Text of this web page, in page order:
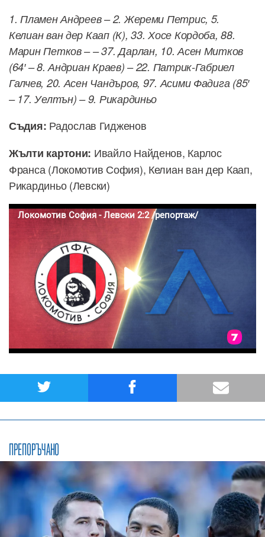
1. Пламен Андреев – 2. Жереми Петрис, 5.
Келиан ван дер Каап (К), 33. Хосе Кордоба, 88.
Марин Петков – – 37. Дарлан, 10. Асен Митков
(64′ – 8. Андриан Краев) – 22. Патрик-Габриел
Галчев, 20. Асен Чандъров, 97. Асими Фадига (85′
– 17. Уелтън) – 9. Рикардиньо
Съдия: Радослав Гидженов
Жълти картони: Ивайло Найденов, Карлос
Франса (Локомотив София), Келиан ван дер Каап,
Рикардиньо (Левски)
ПРЕПОРЪЧАНО